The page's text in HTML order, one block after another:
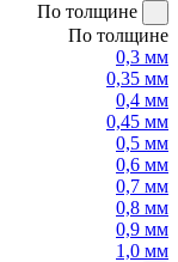
По толщине
По толщине
0,3 мм
0,35 мм
0,4 мм
0,45 мм
0,5 мм
0,6 мм
0,7 мм
0,8 мм
0,9 мм
1,0 мм